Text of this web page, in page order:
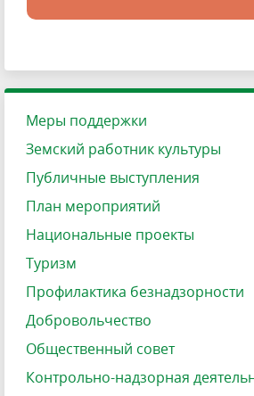
Меры поддержки
Земский работник культуры
Публичные выступления
План мероприятий
Национальные проекты
Туризм
Профилактика безнадзорности
Добровольчество
Общественный совет
Контрольно-надзорная